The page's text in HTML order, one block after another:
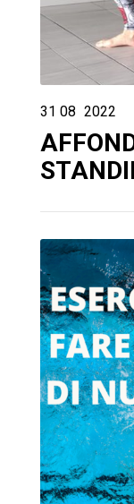
31 08 2022